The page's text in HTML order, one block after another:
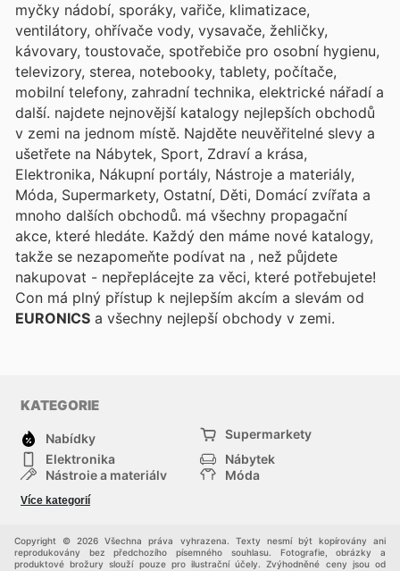
myčky nádobí, sporáky, vařiče, klimatizace,
ventilátory, ohřívače vody, vysavače, žehličky,
kávovary, toustovače, spotřebiče pro osobní hygienu,
televizory, sterea, notebooky, tablety, počítače,
mobilní telefony, zahradní technika, elektrické nářadí a
další. najdete nejnovější katalogy nejlepších obchodů
v zemi na jednom místě. Najděte neuvěřitelné slevy a
ušetřete na Nábytek, Sport, Zdraví a krása,
Elektronika, Nákupní portály, Nástroje a materiály,
Móda, Supermarkety, Ostatní, Děti, Domácí zvířata a
mnoho dalších obchodů. má všechny propagační
akce, které hledáte. Každý den máme nové katalogy,
takže se nezapomeňte podívat na , než půjdete
nakupovat - nepřeplácejte za věci, které potřebujete!
Con má plný přístup k nejlepším akcím a slevám od
EURONICS a všechny nejlepší obchody v zemi.
KATEGORIE
Nabídky
Supermarkety
Elektronika
Nábytek
Nástroje a materiály
Móda
Děti
Více kategorií
Copyright © 2026 Všechna práva vyhrazena. Texty nesmí být kopírovány ani
reprodukovány bez předchozího písemného souhlasu. Fotografie, obrázky a
produktové brožury slouží pouze pro ilustrační účely. Zvýhodněné ceny jsou od